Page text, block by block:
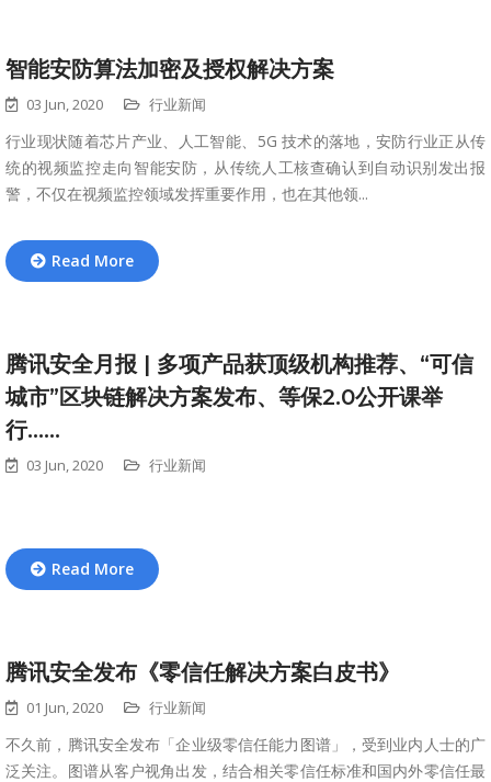
智能安防算法加密及授权解决方案
03 Jun, 2020 行业新闻
行业现状随着芯片产业、人工智能、5G 技术的落地，安防行业正从传
统的视频监控走向智能安防，从传统人工核查确认到自动识别发出报
警，不仅在视频监控领域发挥重要作用，也在其他领...
Read More
腾讯安全月报 | 多项产品获顶级机构推荐、“可信
城市”区块链解决方案发布、等保2.0公开课举
行……
03 Jun, 2020 行业新闻
Read More
腾讯安全发布《零信任解决方案白皮书》
01 Jun, 2020 行业新闻
不久前，腾讯安全发布「企业级零信任能力图谱」，受到业内人士的广
泛关注。图谱从客户视角出发，结合相关零信任标准和国内外零信任最